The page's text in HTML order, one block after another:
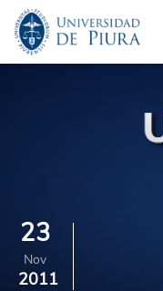
23
Nov
2011